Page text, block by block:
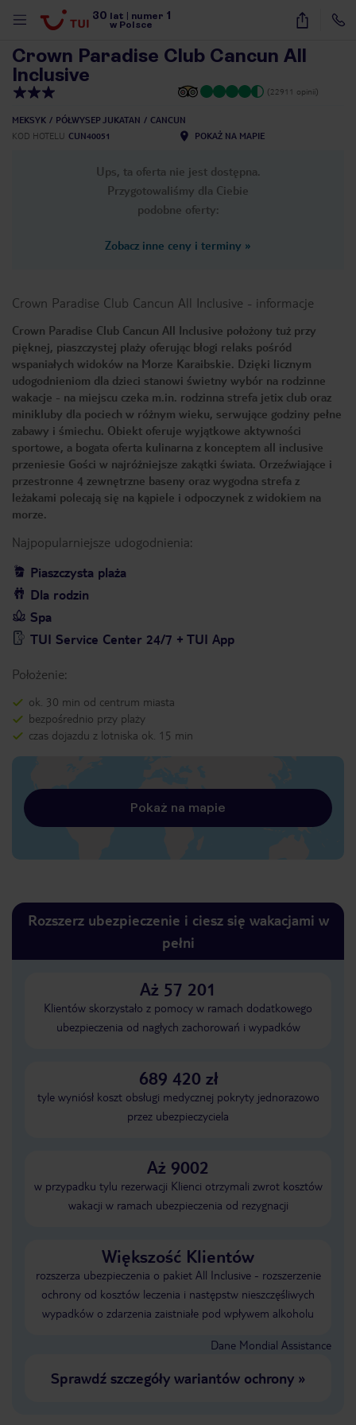
30 lat numer 1
w Polsce
20
Crown Paradise Club Cancun All
Inclusive
(22911 opinii)
MEKSYK PÓŁWYSEP JUKATAN
CANCUN
KOD HOTELU CUN40051 POKAŻ NA MAPIE
Ups, ta oferta nie jest dostępna.
Przygotowaliśmy dla Ciebie
podobne oferty:
Zobacz inne ceny i terminy »
Crown Paradise Club Cancun All Inclusive - informacje
Crown Paradise Club Cancun All Inclusive położony tuż przy
pięknej, piaszczystej plaży oferując błogi relaks pośród
wspaniałych widoków na Morze Karaibskie. Dzięki licznym
udogodnieniom dla dzieci stanowi świetny wybór na rodzinne
wakacje - na miejscu czeka m.in. rodzinna strefa jetix club oraz
minikluby dla pociech w różnym wieku, serwujące godziny pełne
zabawy i śmiechu. Obiekt oferuje wyjątkowe aktywności
sportowe, a bogata oferta kulinarna z konceptem all inclusive
przeniesie Gości w najróżniejsze zakątki świata. Orzeźwiające i
przestronne 4 zewnętrzne baseny oraz wygodna strefa z
leżakami polecają się na kąpiele i odpoczynek z widokiem na
morze.
Najpopularniejsze udogodnienia:
Piaszczysta plaża
Dla rodzin
Spa
TUI Service Center 24/7 + TUI App
Położenie:
ok. 30 min od centrum miasta
bezpośrednio przy plaży
czas dojazdu z lotniska ok. 15 min
Pokaż na mapie
Rozszerz ubezpieczenie i ciesz się wakacjami w
pełni
Aż 57 201
Klientów skorzystało z pomocy w ramach dodatkowego
ubezpieczenia od nagłych zachorowań i wypadków
689 420 zł
tyle wyniósł koszt obsługi medycznej pokryty jednorazowo
przez ubezpieczyciela
Aż 9002
w przypadku tylu rezerwacji Klienci otrzymali zwrot kosztów
wakacji w ramach ubezpieczenia od rezygnacji
Większość Klientów
rozszerza ubezpieczenia o pakiet All Inclusive - rozszerzenie
ochrony od kosztów leczenia i następstw nieszczęśliwych
wypadków o zdarzenia zaistniałe pod wpływem alkoholu
Dane Mondial Assistance
Sprawdź szczegóły wariantów ochrony»